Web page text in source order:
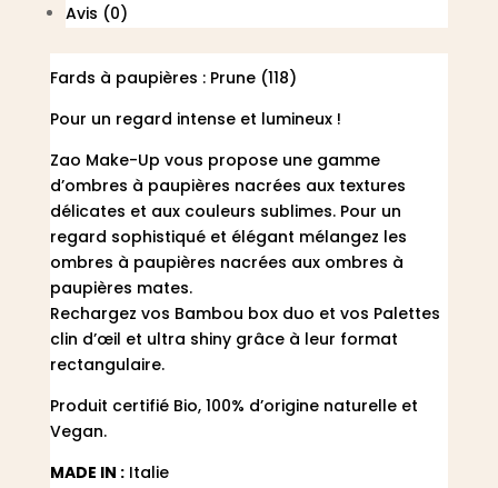
Avis (0)
Fards à paupières : Prune (118)
Pour un regard intense et lumineux !
Zao Make-Up vous propose une gamme
d’ombres à paupières nacrées aux textures
délicates et aux couleurs sublimes. Pour un
regard sophistiqué et élégant mélangez les
ombres à paupières nacrées aux ombres à
paupières mates.
Rechargez vos Bambou box duo et vos Palettes
clin d’œil et ultra shiny grâce à leur format
rectangulaire.
Produit certifié Bio, 100% d’origine naturelle et
Vegan.
MADE IN :Italie